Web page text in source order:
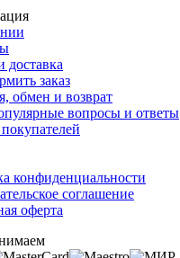
доставка
заказ
обмен и возврат
вопросы и ответы
конфиденциальности
соглашение
оферта